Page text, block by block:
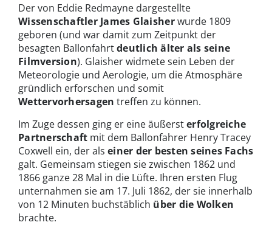
Der von Eddie Redmayne dargestellte
Wissenschaftler James Glaisherwurde 1809
geboren (und war damit zum Zeitpunkt der
besagten Ballonfahrtdeutlich älter als seine
Filmversion). Glaisher widmete sein Leben der
Meteorologie und Aerologie, um die Atmosphäre
gründlich erforschen und somit
Wettervorhersagen treffen zu können.
Im Zuge dessen ging er eine äußersterfolgreiche
Partnerschaft mit dem Ballonfahrer Henry Tracey
Coxwell ein, der als einer der besten seines Fachs
galt. Gemeinsam stiegen sie zwischen 1862 und
1866 ganze 28 Mal in die Lüfte. Ihren ersten Flug
unternahmen sie am 17. Juli 1862, der sie innerhalb
von 12 Minuten buchstäblich über die Wolken
brachte.